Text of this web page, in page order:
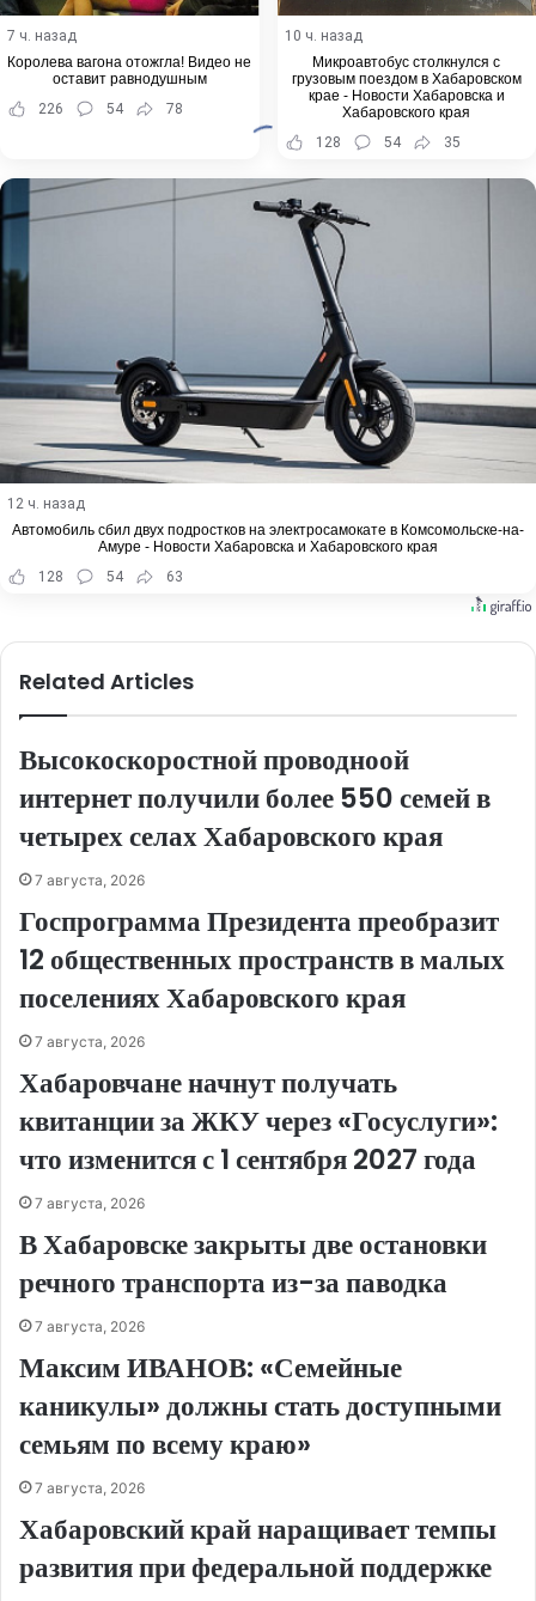
7 ч. назад
Королева вагона отожгла! Видео не
оставит равнодушным
226
54 78
10 ч. назад
Микроавтобус столкнулся с
грузовым поездом в Хабаровском
крае - Новости Хабаровска и
Хабаровского края
128
54 35
12 ч. назад
Автомобиль сбил двух подростков на электросамокате в Комсомольске-на-
Амуре - Новости Хабаровска и Хабаровского края
128
54 63
Related Articles
Высокоскоростной проводноой
интернет получили более 550 семей в
четырех селах Хабаровского края
7 августа, 2026
Госпрограмма Президента преобразит
12 общественных пространств в малых
поселениях Хабаровского края
7 августа, 2026
Хабаровчане начнут получать
квитанции за ЖКУ через «Госуслуги»:
что изменится с 1 сентября 2027 года
7 августа, 2026
В Хабаровске закрыты две остановки
речного транспорта из-за паводка
7 августа, 2026
Максим ИВАНОВ: «Семейные
каникулы» должны стать доступными
семьям по всему краю»
7 августа, 2026
Хабаровский край наращивает темпы
развития при федеральной поддержке